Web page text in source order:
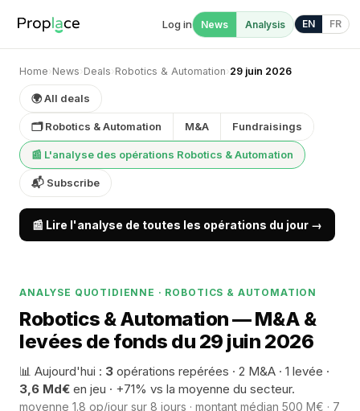
Log in News Analysis EN FR
Home› News› Deals› Robotics & Automation› 29 juin 2026
🌍 All deals
🗂 Robotics & Automation M&A Fundraisings
📰 L'analyse des opérations Robotics & Automation
📬 Subscribe
📰 Lire l'analyse de toutes les opérations du jour →
ANALYSE QUOTIDIENNE · ROBOTICS & AUTOMATION
Robotics & Automation — M&A &
levées de fonds du 29 juin 2026
📊 Aujourd'hui : 3 opérations repérées · 2 M&A · 1 levée ·
3,6 Md€ en jeu · +71% vs la moyenne du secteur.
moyenne 1.8 op/jour sur 8 jours · montant médian 500 M€ · 7